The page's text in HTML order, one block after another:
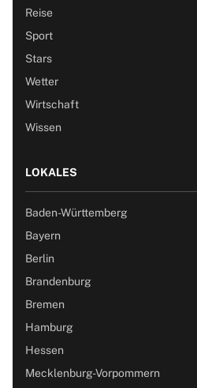
Reise
Sport
Stars
Wetter
Wirtschaft
Wissen
LOKALES
Baden-Württemberg
Bayern
Berlin
Brandenburg
Bremen
Hamburg
Hessen
Mecklenburg-Vorpommern